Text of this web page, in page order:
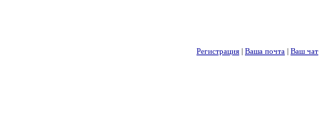
Регистрация | Ваша почта | Ваш чат